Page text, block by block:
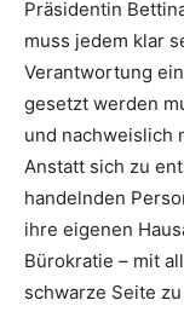
Präsidentin
muss jedem klar
Verantwortung
gesetzt werden
und nachweislich
Anstatt sich zu
handelnden
ihre eigenen
Bürokratie – mit
schwarze Seite